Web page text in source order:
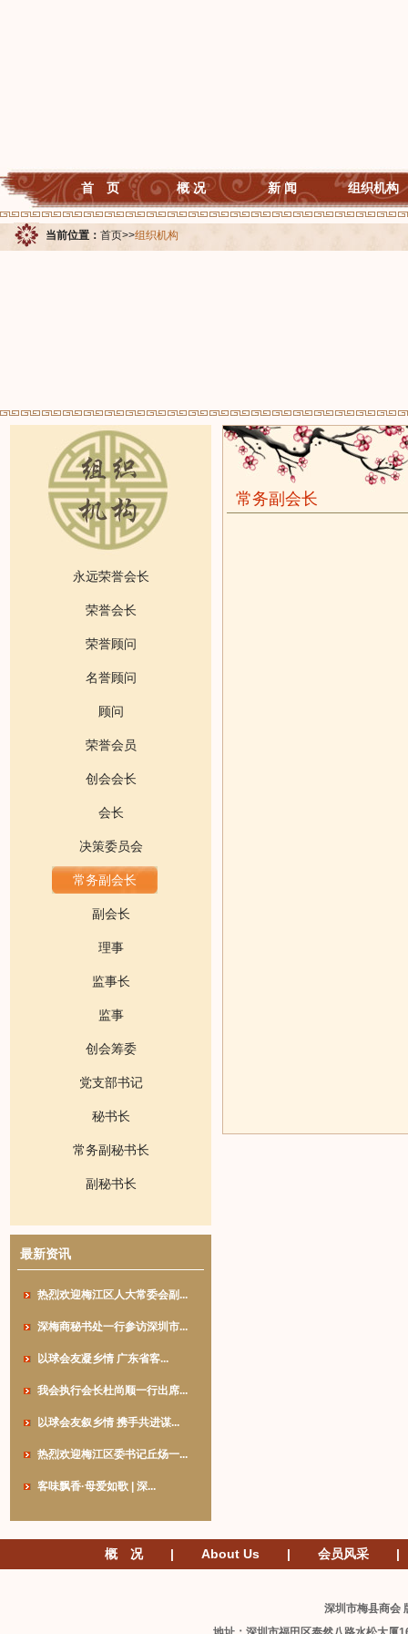
首 页 概 况 新 闻 组织机构
当前位置： 首页>>组织机构
永远荣誉会长
荣誉会长
荣誉顾问
名誉顾问
顾问
荣誉会员
创会会长
会长
决策委员会
常务副会长
副会长
理事
监事长
监事
创会筹委
党支部书记
秘书长
常务副秘书长
副秘书长
最新资讯
热烈欢迎梅江区人大常委会副...
深梅商秘书处一行参访深圳市...
以球会友凝乡情 广东省客...
我会执行会长杜尚顺一行出席...
以球会友叙乡情 携手共进谋...
热烈欢迎梅江区委书记丘炀一...
客味飘香·母爱如歌 | 深...
常务副会长
概 况 | About Us | 会员风采 |
深圳市梅县商